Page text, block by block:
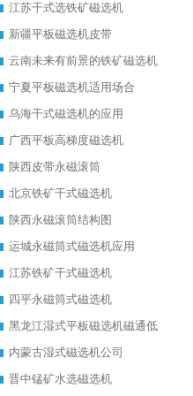
江苏干式选铁矿磁选机
新疆平板磁选机皮带
云南未来有前景的铁矿磁选机
宁夏平板磁选机适用场合
乌海干式磁选机的应用
广西平板高梯度磁选机
陕西皮带永磁滚筒
北京铁矿干式磁选机
陕西永磁滚筒结构图
运城永磁筒式磁选机应用
江苏铁矿干式磁选机
四平永磁筒式磁选机
黑龙江湿式平板磁选机磁通低
内蒙古湿式磁选机公司
晋中锰矿水选磁选机